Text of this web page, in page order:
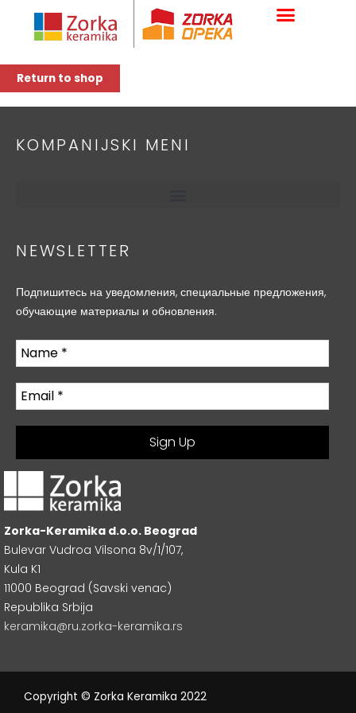
content
Your cart is currently empty.
Return to shop
KOMPANIJSKI MENI
NEWSLETTER
Подпишитесь на уведомления, специальные предложения,
обучающие материалы и обновления.
Zorka-Keramika d.o.o. Beograd
Bulevar Vudroa Vilsona 8v/1/107,
Kula K1
11000 Beograd (Savski venac)
Republika Srbija
keramika@ru.zorka-keramika.rs
Copyright © Zorka Keramika 2022